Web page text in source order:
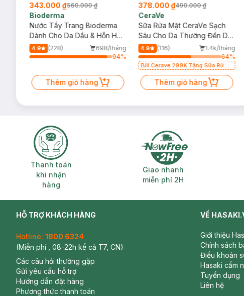
343.000 ₫560.000 ₫
Bioderma
Nước Tẩy Trang Bioderma
Dành Cho Da Dầu & Hỗn Hợp
500ml
4.9 (228)
698/tháng
94%
Thêm giỏ hàng
378.000 ₫490.000 ₫
CeraVe
Sữa Rửa Mặt CeraVe Sạch
Sâu Cho Da Thường Đến Da
Dầu 473ml
4.9 (116)
1.4k/tháng
64%
Bill Cerave 299K Tặng Sữa Rửa
Thêm giỏ hàng
Thanh toán khi nhận hàng
Thanh toán
khi nhận
hàng
Giao nhanh miễn phí
Giao nhanh
miễn phí 2H
HỖ TRỢ KHÁCH HÀNG
Hotline: 1800 6324
(Miễn phí , 08-22h kể cả T7, CN)
Các câu hỏi thường gặp
Gửi yêu cầu hỗ trợ
Hướng dẫn đặt hàng
Phương thức thanh toán
VỀ
Giới thiệu
Chính sách
Điều khoản
Hasaki cẩm
Tuyển dụng
Liên hệ